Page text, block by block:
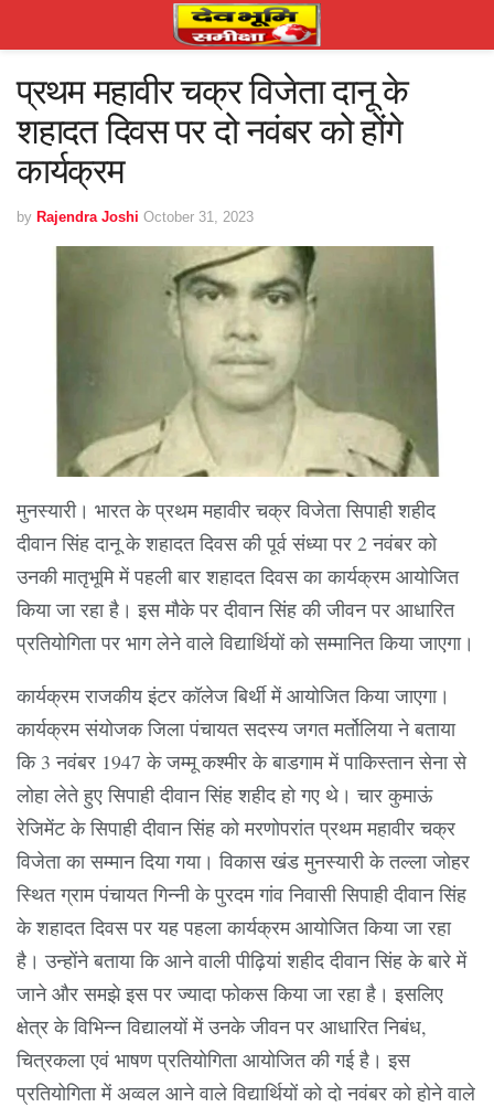
प्रथम महावीर चक्र विजेता दानू के
शहादत दिवस पर दो नवंबर को होंगे
कार्यक्रम
by Rajendra Joshi October 31, 2023
मुनस्यारी। भारत के प्रथम महावीर चक्र विजेता सिपाही शहीद
दीवान सिंह दानू के शहादत दिवस की पूर्व संध्या पर 2 नवंबर को
उनकी मातृभूमि में पहली बार शहादत दिवस का कार्यक्रम आयोजित
किया जा रहा है। इस मौके पर दीवान सिंह की जीवन पर आधारित
प्रतियोगिता पर भाग लेने वाले विद्यार्थियों को सम्मानित किया जाएगा।
कार्यक्रम राजकीय इंटर कॉलेज बिर्थी में आयोजित किया जाएगा।
कार्यक्रम संयोजक जिला पंचायत सदस्य जगत मर्तोलिया ने बताया
कि 3 नवंबर 1947 के जम्मू कश्मीर के बाडगाम में पाकिस्तान सेना से
लोहा लेते हुए सिपाही दीवान सिंह शहीद हो गए थे। चार कुमाऊं
रेजिमेंट के सिपाही दीवान सिंह को मरणोपरांत प्रथम महावीर चक्र
विजेता का सम्मान दिया गया। विकास खंड मुनस्यारी के तल्ला जोहर
स्थित ग्राम पंचायत गिन्नी के पुरदम गांव निवासी सिपाही दीवान सिंह
के शहादत दिवस पर यह पहला कार्यक्रम आयोजित किया जा रहा
है। उन्होंने बताया कि आने वाली पीढ़ियां शहीद दीवान सिंह के बारे में
जाने और समझे इस पर ज्यादा फोकस किया जा रहा है। इसलिए
क्षेत्र के विभिन्न विद्यालयों में उनके जीवन पर आधारित निबंध,
चित्रकला एवं भाषण प्रतियोगिता आयोजित की गई है। इस
प्रतियोगिता में अव्वल आने वाले विद्यार्थियों को दो नवंबर को होने वाले